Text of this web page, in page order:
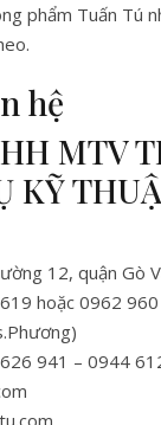
phẩm Tuấn Tú
hệ
MTV
KỸ
12, quận Gò
hoặc 0962
941 – 0944